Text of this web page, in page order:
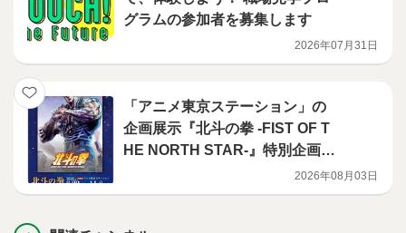
グラムの参加者を募集します
2026年07月31日
「アニメ東京ステーション」の
企画展示『北斗の拳 -FIST OF T
HE NORTH STAR-』特別企画展
2026年08月03日